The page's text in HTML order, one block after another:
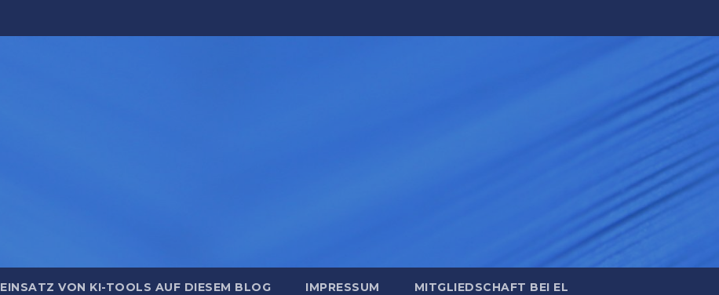
EINSATZ VON KI-TOOLS AUF DIESEM BLOG IMPRESSUM MITGLIEDSCHAFT BEI EL